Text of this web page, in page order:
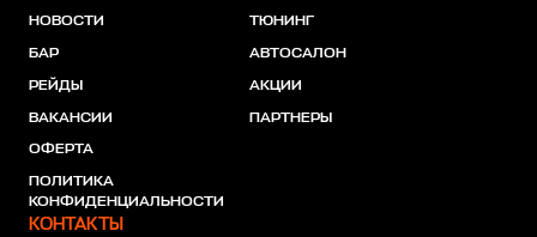
НОВОСТИ
БАР
РЕЙДЫ
ВАКАНСИИ
ОФЕРТА
ПОЛИТИКА
КОНФИДЕНЦИАЛЬНОСТИ
ТЮНИНГ
АВТОСАЛОН
АКЦИИ
ПАРТНЕРЫ
КОНТАКТЫ